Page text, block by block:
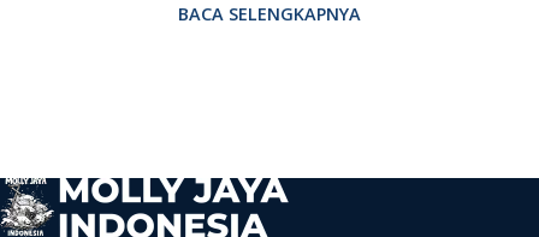
BACA SELENGKAPNYA